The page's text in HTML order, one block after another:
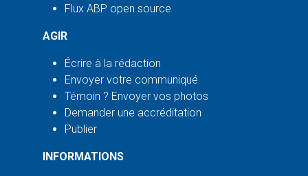
Flux ABP open source
AGIR
Écrire à la rédaction
Envoyer votre communiqué
Témoin ? Envoyer vos photos
Demander une accréditation
Publier
INFORMATIONS